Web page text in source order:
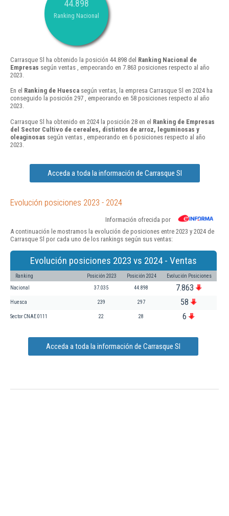
44.898
Ranking Nacional
Carrasque Sl ha obtenido la posición 44.898 del Ranking Nacional de
Empresas según ventas , empeorando en 7.863 posiciones respecto al año
2023.
En el Ranking de Huesca según ventas, la empresa Carrasque Sl en 2024 ha
conseguido la posición 297 , empeorando en 58 posiciones respecto al año
2023.
Carrasque Sl ha obtenido en 2024 la posición 28 en el Ranking de Empresas
del Sector Cultivo de cereales, distintos de arroz, leguminosas y
oleaginosas según ventas , empeorando en 6 posiciones respecto al año
2023.
Acceda a toda la información de Carrasque Sl
Evolución posiciones 2023 - 2024
Información ofrecida por
A continuación le mostramos la evolución de posiciones entre 2023 y 2024 de
Carrasque Sl por cada uno de los rankings según sus ventas:
Evolución posiciones 2023 vs 2024 - Ventas
Ranking Posición 2023 Posición 2024 Evolución Posiciones
Nacional 37.035 44.898 7.863
Huesca 239 297 58
Sector CNAE 0111 22 28 6
Acceda a toda la información de Carrasque Sl